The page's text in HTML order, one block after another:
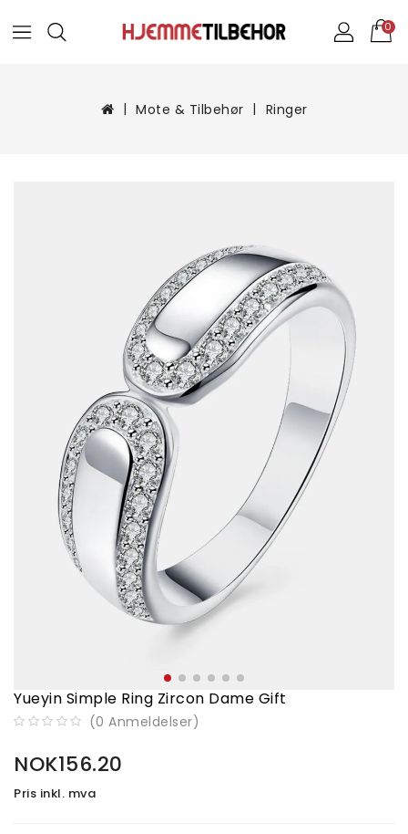
0
Mote & Tilbehør Ringer
Yueyin Simple Ring Zircon Dame Gift
(0 Anmeldelser)
NOK156.20
Pris inkl. mva